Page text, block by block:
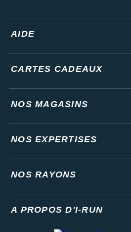
AIDE
CARTES CADEAUX
NOS MAGASINS
NOS EXPERTISES
NOS RAYONS
A PROPOS D'I-RUN